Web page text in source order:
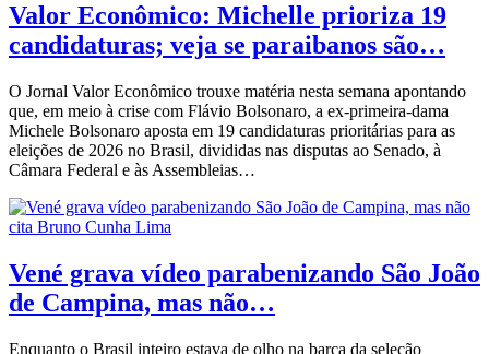
Valor Econômico: Michelle prioriza 19
candidaturas; veja se paraibanos são…
O Jornal Valor Econômico trouxe matéria nesta semana apontando
que, em meio à crise com Flávio Bolsonaro, a ex-primeira-dama
Michele Bolsonaro aposta em 19 candidaturas prioritárias para as
eleições de 2026 no Brasil, divididas nas disputas ao Senado, à
Câmara Federal e às Assembleias…
Vené grava vídeo parabenizando São João
de Campina, mas não…
Enquanto o Brasil inteiro estava de olho na barca da seleção